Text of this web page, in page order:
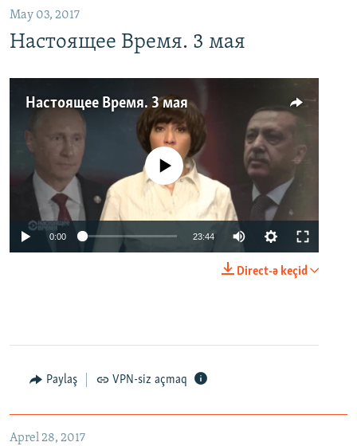
May 03, 2017
Настоящее Время. 3 мая
Настоящее Время. 3 мая
No media source currently available
0:00 23:44
Direct-ə keçid
Paylaş VPN-siz açmaq
Aprel 28, 2017